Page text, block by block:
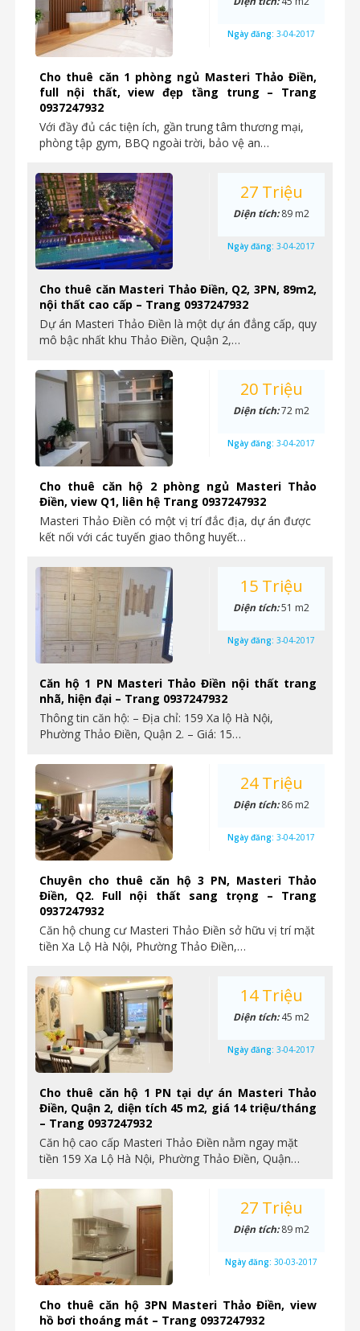
Cho thuê căn 1 phòng ngủ Masteri Thảo Điền,
full nội thất, view đẹp tầng trung – Trang
0937247932
Với đầy đủ các tiện ích, gần trung tâm thương mại,
phòng tập gym, BBQ ngoài trời, bảo vệ an…
Ngày đăng: 3-04-2017
Cho thuê căn Masteri Thảo Điền, Q2, 3PN, 89m2,
nội thất cao cấp – Trang 0937247932
Dự án Masteri Thảo Điền là một dự án đẳng cấp, quy
mô bậc nhất khu Thảo Điền, Quận 2,…
27 Triệu
Diện tích:89 m2
Ngày đăng: 3-04-2017
Cho thuê căn hộ 2 phòng ngủ Masteri Thảo
Điền, view Q1, liên hệ Trang 0937247932
Masteri Thảo Điền có một vị trí đắc địa, dự án được
kết nối với các tuyến giao thông huyết…
20 Triệu
Diện tích:72 m2
Ngày đăng: 3-04-2017
Căn hộ 1 PN Masteri Thảo Điền nội thất trang
nhã, hiện đại – Trang 0937247932
Thông tin căn hộ: – Địa chỉ: 159 Xa lộ Hà Nội,
Phường Thảo Điền, Quận 2. – Giá: 15…
15 Triệu
Diện tích:51 m2
Ngày đăng: 3-04-2017
Chuyên cho thuê căn hộ 3 PN, Masteri Thảo
Điền, Q2. Full nội thất sang trọng – Trang
0937247932
Căn hộ chung cư Masteri Thảo Điền sở hữu vị trí mặt
tiền Xa Lộ Hà Nội, Phường Thảo Điền,…
24 Triệu
Diện tích:86 m2
Ngày đăng: 3-04-2017
Cho thuê căn hộ 1 PN tại dự án Masteri Thảo
Điền, Quận 2, diện tích 45 m2, giá 14 triệu/tháng
– Trang 0937247932
Căn hộ cao cấp Masteri Thảo Điền nằm ngay mặt
tiền 159 Xa Lộ Hà Nội, Phường Thảo Điền, Quận…
14 Triệu
Diện tích:45 m2
Ngày đăng: 3-04-2017
Cho thuê căn hộ 3PN Masteri Thảo Điền, view
hồ bơi thoáng mát – Trang 0937247932
27 Triệu
Diện tích:89 m2
Ngày đăng: 30-03-2017